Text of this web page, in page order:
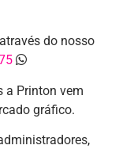
do nosso
a Printon vem
gráfico.